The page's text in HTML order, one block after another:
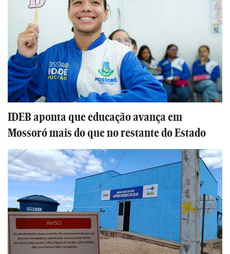
IDEB aponta que educação avança em
Mossoró mais do que no restante do Estado